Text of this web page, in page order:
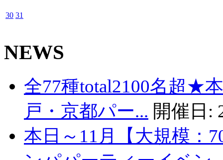
30 31
NEWS
全77種total2100名超★
戸・京都パー... 開催日:
本日～11月【大規模：